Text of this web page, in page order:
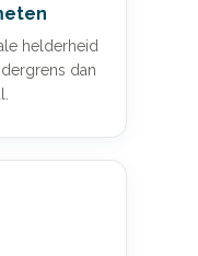
helderheid
dan